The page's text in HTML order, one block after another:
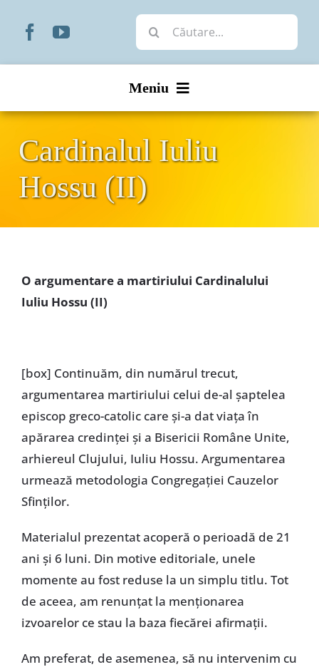
Cautare...
Meniu
Noutăți
Liturgic
Cardinalul Iuliu
Hossu (II)
O argumentare a martiriului Cardinalului
Iuliu Hossu (II)
[box] Continuăm, din numărul trecut,
argumentarea martiriului celui de-al șaptelea
episcop greco-catolic care și-a dat viața în
apărarea credinței și a Bisericii Române Unite,
arhiereul Clujului, Iuliu Hossu. Argumentarea
urmează metodologia Congregației Cauzelor
Sfinților.
Materialul prezentat acoperă o perioadă de 21
ani și 6 luni. Din motive editoriale, unele
momente au fost reduse la un simplu titlu. Tot
de aceea, am renunțat la menționarea
izvoarelor ce stau la baza fiecărei afirmații.
Am preferat, de asemenea, să nu intervenim cu